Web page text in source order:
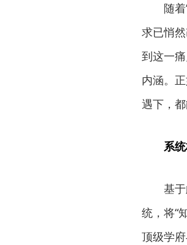
随
求已悄
到这一
内涵。
遇下，
系
基
统，将“
顶级学